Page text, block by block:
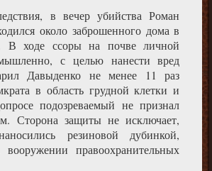
в вечер убийства Роман
около заброшенного дома в
В ходе ссоры на почве личной
с целью нанести вред
Давыденко не менее 11 раз
в область грудной клетки и
подозреваемый не признал
Сторона защиты не исключает,
резиновой дубинкой,
правоохранительных